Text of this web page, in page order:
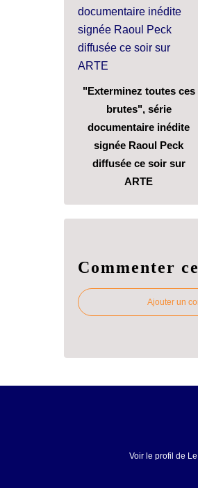
"Exterminez toutes ces
brutes", série
documentaire inédite
signée Raoul Peck
diffusée ce soir sur
ARTE
Commenter
Ajouter un
Voir le profil de